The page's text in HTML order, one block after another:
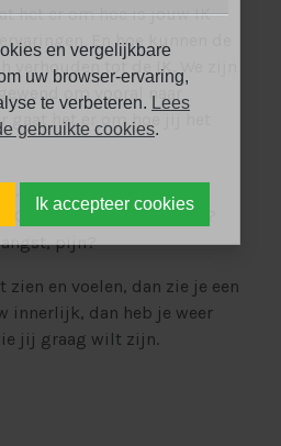
het er om hoe is jouw IK
En hoe kunnen de
verhouden tot de IK. We zijn
om vooral naar
gaat het er om hoe jij het
zal ik dus ook steeds
Hoe heb jij het ervaren?
pijn?
zien en voelen, dan zie je een
innerlijk, dan heb je weer
jij graag wilt zijn.
en vergelijkbare
uw browser-ervaring,
te verbeteren. Lees
gebruikte cookies.
Ik accepteer cookies